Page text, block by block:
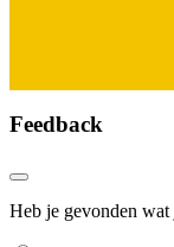
Feedback
Heb je gevonden wat